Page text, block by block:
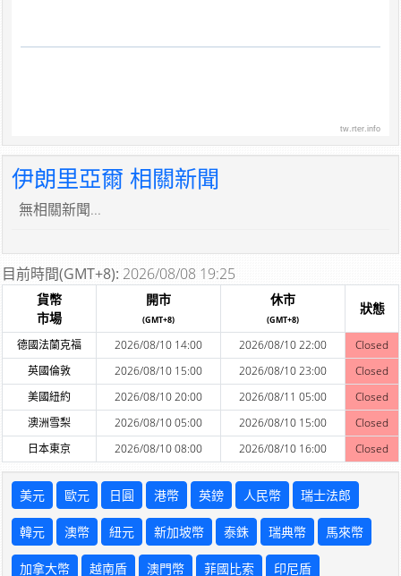
tw.rter.info
伊朗里亞爾 相關新聞
無相關新聞...
目前時間(GMT+8): 2026/08/08 19:25
貨幣
市場
開市
(GMT+8)
休市
(GMT+8)
狀態
德國法蘭克福 2026/08/10 14:00 2026/08/10 22:00
Closed
英國倫敦
2026/08/10 15:00 2026/08/10 23:00
Closed
美國紐約
2026/08/10 20:00 2026/08/11 05:00
Closed
澳洲雪梨
2026/08/10 05:00 2026/08/10 15:00
Closed
日本東京
2026/08/10 08:00 2026/08/10 16:00 Closed
美元 歐元 日圓 港幣 英鎊 人民幣 瑞士法郎
韓元 澳幣 紐元 新加坡幣 泰銖 瑞典幣 馬來幣
加拿大幣 越南盾 澳門幣 菲國比索 印尼盾